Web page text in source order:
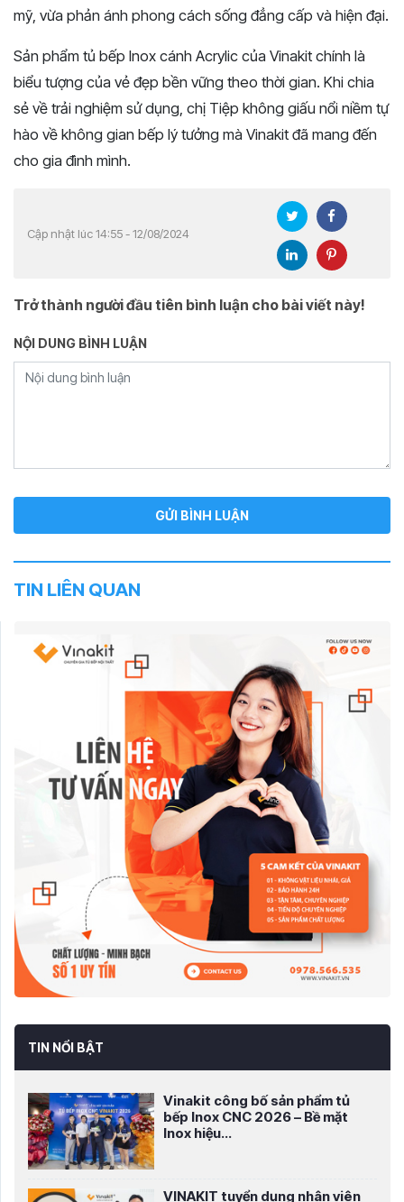
mỹ, vừa phản ánh phong cách sống đẳng cấp và hiện đại.
Sản phẩm tủ bếp Inox cánh Acrylic của Vinakit chính là
biểu tượng của vẻ đẹp bền vững theo thời gian. Khi chia
sẻ về trải nghiệm sử dụng, chị Tiệp không giấu nổi niềm tự
hào về không gian bếp lý tưởng mà Vinakit đã mang đến
cho gia đình mình.
Cập nhật lúc 14:55 - 12/08/2024
Trở thành người đầu tiên bình luận cho bài viết này!
NỘI DUNG BÌNH LUẬN
TIN LIÊN QUAN
TIN NỔI BẬT
Vinakit công bố sản phẩm tủ
bếp Inox CNC 2026 – Bề mặt
Inox hiệu...
VINAKIT tuyển dụng nhân viên